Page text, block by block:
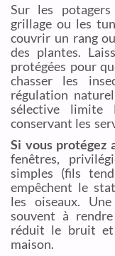
Sur les
grillage ou les
couvrir un rang
des plantes.
protégées pour
chasser les
régulation
sélective
conservant les
Si vous protégez
fenêtres,
simples (fils
empêchent le
les oiseaux.
souvent à
réduit le bruit et
maison.